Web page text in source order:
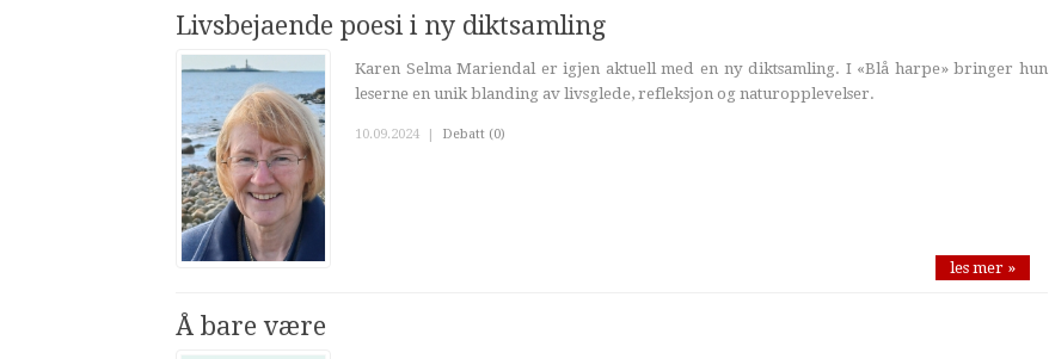
Livsbejaende poesi i ny diktsamling
Karen Selma Mariendal er igjen aktuell med en ny diktsamling. I «Blå harpe» bringer hun
leserne en unik blanding av livsglede, refleksjon og naturopplevelser.
10.09.2024 Debatt (0)
les mer »
Å bare være